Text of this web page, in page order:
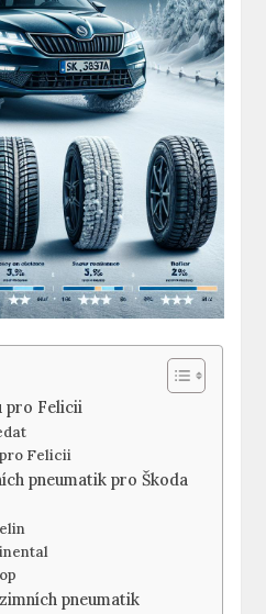
pro Felicii
Felicii
pneumatik pro Škoda
pneumatik